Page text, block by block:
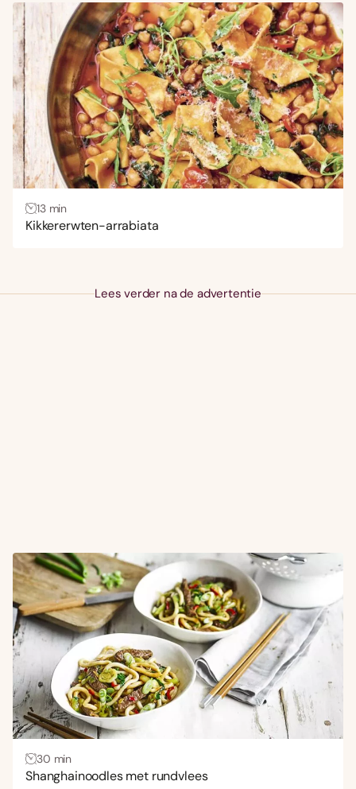
13 min
Kikkererwten-arrabiata
Lees verder na de advertentie
30 min
Shanghainoodles met rundvlees